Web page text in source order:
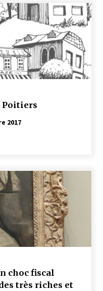
Poitiers
2017
choc fiscal
très riches et